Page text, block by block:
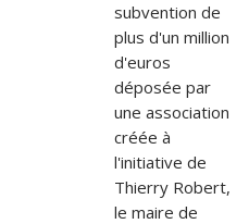
subvention de
plus d'un million
d'euros
déposée par
une association
créée à
l'initiative de
Thierry Robert,
le maire de